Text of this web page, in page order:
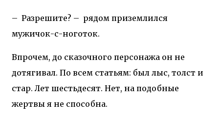
– Разрешите? – рядом приземлился
мужичок-с-ноготок.
Впрочем, до сказочного персонажа он не
дотягивал. По всем статьям: был лыс, толст и
стар. Лет шестьдесят. Нет, на подобные
жертвы я не способна.